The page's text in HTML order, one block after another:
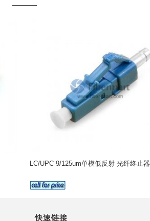
LC/UPC 9/125um单模低反射 光纤终止器
快速链接